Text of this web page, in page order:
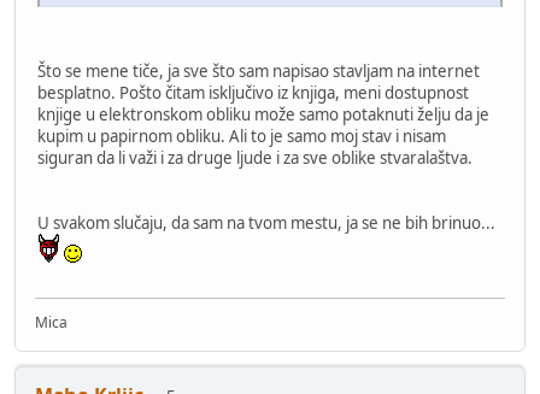
Što se mene tiče, ja sve što sam napisao stavljam na internet
besplatno. Pošto čitam isključivo iz knjiga, meni dostupnost
knjige u elektronskom obliku može samo potaknuti želju da je
kupim u papirnom obliku. Ali to je samo moj stav i nisam
siguran da li važi i za druge ljude i za sve oblike stvaralaštva.
U svakom slučaju, da sam na tvom mestu, ja se ne bih brinuo...
Mica